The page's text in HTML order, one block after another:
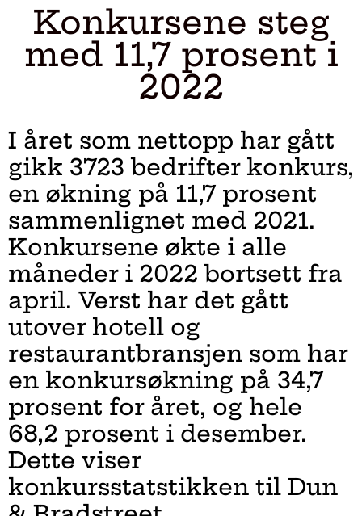
Konkursene steg
med 11,7 prosent i
2022
I året som nettopp har gått
gikk 3723 bedrifter konkurs,
en økning på 11,7 prosent
sammenlignet med 2021.
Konkursene økte i alle
måneder i 2022 bortsett fra
april. Verst har det gått
utover hotell og
restaurantbransjen som har
en konkursøkning på 34,7
prosent for året, og hele
68,2 prosent i desember.
Dette viser
konkursstatstikken til Dun